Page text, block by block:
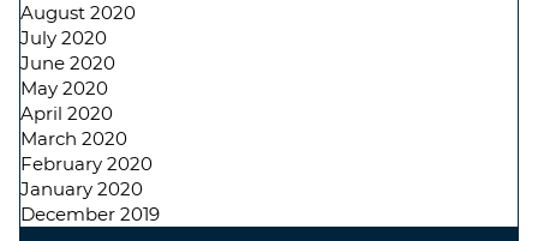
August 2020
July 2020
June 2020
May 2020
April 2020
March 2020
February 2020
January 2020
December 2019